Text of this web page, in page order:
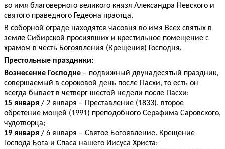
во имя благоверного великого князя Александра Невского и
святого праведного Гедеона праотца.
В соборной ограде находятся часовня во имя Всех святых в
земле Сибирской просиявших и крестильное помещение с
храмом в честь Богоявления (Крещения) Господня.
Престольные праздники:
Вознесение Господне – подвижный двунадесятый праздник,
совершаемый в сороковой день после Пасхи, то есть он
всегда бывает в четверг шестой недели после Пасхи;
15 января / 2 января – Преставление (1833), второе
обретение мощей (1991) преподобного Серафима Саровского,
чудотворца;
19 января / 6 января – Святое Богоявление. Крещение
Господа Бога и Спаса нашего Иисуса Христа;